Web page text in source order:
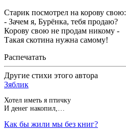
Старик посмотрел на корову свою:
- Зачем я, Бурёнка, тебя продаю?
Корову свою не продам никому -
Такая скотина нужна самому!
Распечатать
Другие стихи этого автора
Зяблик
Хотел иметь я птичку
И денег накопил,…
Как бы жили мы без книг?